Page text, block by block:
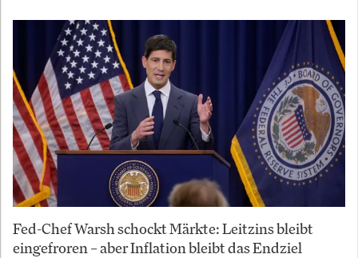
Fed-Chef Warsh schockt Märkte: Leitzins bleibt
eingefroren – aber Inflation bleibt das Endziel